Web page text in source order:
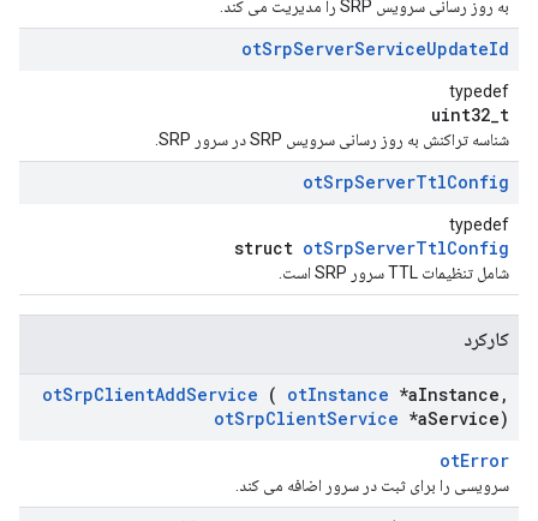
به روز رسانی سرویس SRP را مدیریت می کند.
otSrpServerServiceUpdateId
typedef
uint32_t
شناسه تراکنش به روز رسانی سرویس SRP در سرور SRP.
otSrpServerTtlConfig
typedef
struct otSrpServerTtlConfig
شامل تنظیمات TTL سرور SRP است.
کارکرد
otSrpClientAddService ( otInstance *aInstance ,
otSrpClientService *aService)
otError
سرویسی را برای ثبت در سرور اضافه می کند.